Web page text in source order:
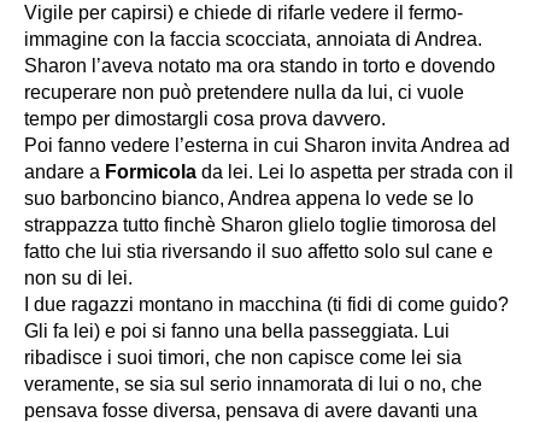
Vigile per capirsi) e chiede di rifarle vedere il fermo-
immagine con la faccia scocciata, annoiata di Andrea.
Sharon l’aveva notato ma ora stando in torto e dovendo
recuperare non può pretendere nulla da lui, ci vuole
tempo per dimostargli cosa prova davvero.
Poi fanno vedere l’esterna in cui Sharon invita Andrea ad
andare a Formicola da lei. Lei lo aspetta per strada con il
suo barboncino bianco, Andrea appena lo vede se lo
strappazza tutto finchè Sharon glielo toglie timorosa del
fatto che lui stia riversando il suo affetto solo sul cane e
non su di lei.
I due ragazzi montano in macchina (ti fidi di come guido?
Gli fa lei) e poi si fanno una bella passeggiata. Lui
ribadisce i suoi timori, che non capisce come lei sia
veramente, se sia sul serio innamorata di lui o no, che
pensava fosse diversa, pensava di avere davanti una